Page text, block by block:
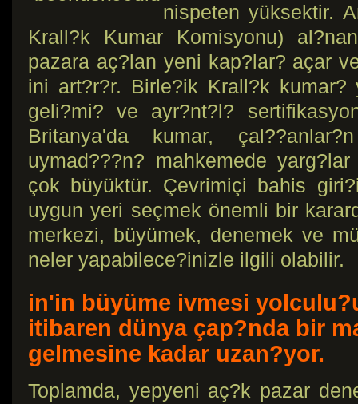
nispeten yüksektir.
Krall?k Kumar Komisyonu)
pazara aç?lan yeni kap?lar? açar
ini art?r?r. Birle?ik Krall?k
geli?mi? ve ayr?nt?l?
Britanya'da kumar,
uymad???n? mahkemede
çok büyüktür. Çevrimiçi bahis
uygun yeri seçmek önemli bir
merkezi, büyümek, denemek ve
neler yapabilece?inizle ilgili olabilir.
in'in büyüme ivmesi
itibaren dünya çap?nda bir
gelmesine kadar uzan?yor.
Toplamda, yepyeni aç?k pazar